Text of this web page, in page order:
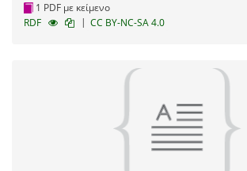
1 PDF με κείμενο
RDF
| CC BY-NC-SA 4.0